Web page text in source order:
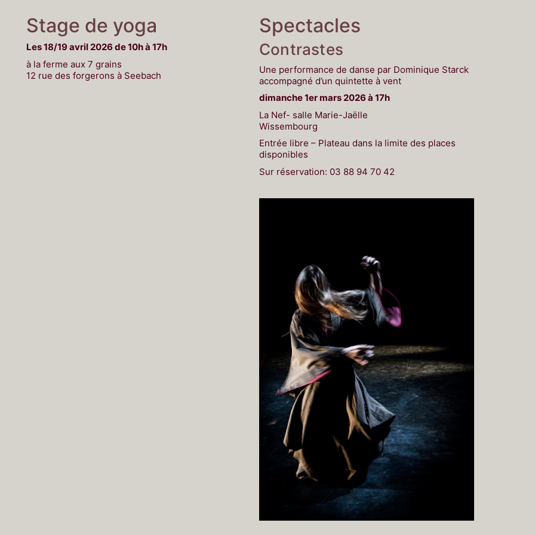
Stage de yoga
Les 18/19 avril 2026 de 10h à 17h
à la ferme aux 7 grains
12 rue des forgerons à Seebach
Spectacles
Contrastes
Une performance de danse par Dominique Starck
accompagné d’un quintette à vent
dimanche 1er mars 2026 à 17h
La Nef- salle Marie-Jaëlle
Wissembourg
Entrée libre – Plateau dans la limite des places
disponibles
Sur réservation: 03 88 94 70 42